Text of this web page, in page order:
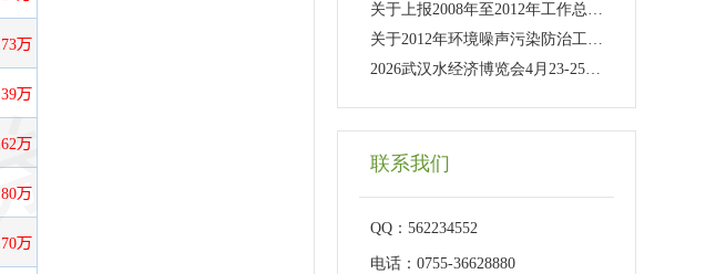
关于上报2008年至2012年工作总结今后五年工作思路及13安排的报告
关于2012年环境噪声污染防治工作的总结
2026武汉水经济博览会4月23-25日举办！
联系我们
QQ：562234552
电话：0755-36628880